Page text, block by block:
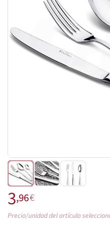
3,96€
Precio/unidad del artículo